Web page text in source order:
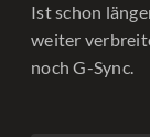
Ist schon
weiter
noch G-Sync.